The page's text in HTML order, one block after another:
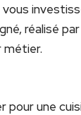
vous
réalisé
métier.
pour une